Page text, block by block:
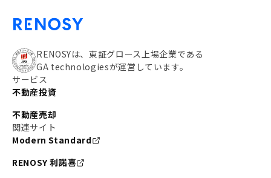
RENOSYは、東証グロース上場企業である
GA technologiesが運営しています。
サービス
不動産投資
不動産売却
関連サイト
Modern Standard
RENOSY 利諾喜